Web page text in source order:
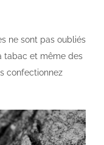
ne sont pas oubliés
tabac et même des
confectionnez